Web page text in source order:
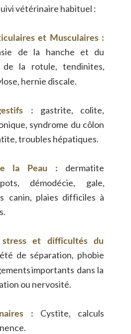
vétérinaire habituel :
et Musculaires :
de la hanche et du
de la rotule, tendinites,
hernie discale.
: gastrite,
colite,
syndrome du côlon
troubles hépatiques.
la Peau :
dermatite
démodécie,
gale,
canin, plaies difficiles à
stress et difficultés du
de séparation, phobie
importants dans la
ou nervosité.
: Cystite,
calculs